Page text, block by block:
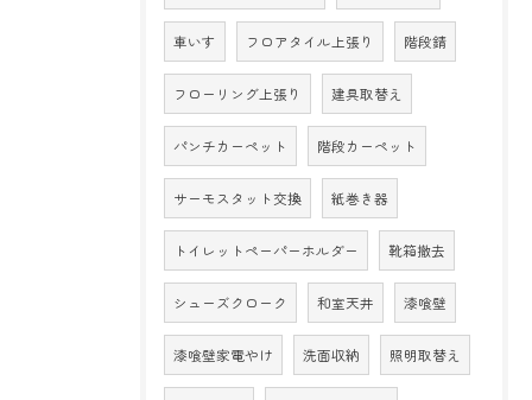
車いす フロアタイル上張り 階段錆
フローリング上張り 建具取替え
パンチカーペット 階段カーペット
サーモスタット交換 紙巻き器
トイレットペーパーホルダー 靴箱撤去
シューズクローク 和室天井 漆喰壁
漆喰壁家電やけ 洗面収納 照明取替え